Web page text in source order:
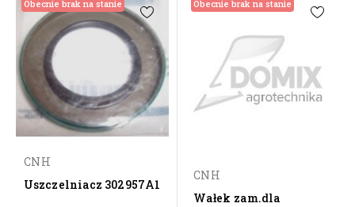
Obecnie brak na stanie
CNH
Uszczelniacz 302957A1
Obecnie brak na stanie
CNH
Wałek zam.dla